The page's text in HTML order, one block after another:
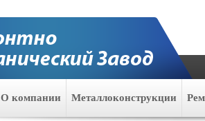
О компании Металлоконструкции